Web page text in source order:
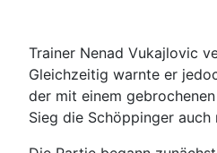
Trainer Nenad Vukajlovic
Gleichzeitig warnte er
der mit einem
Sieg die Schöppinger